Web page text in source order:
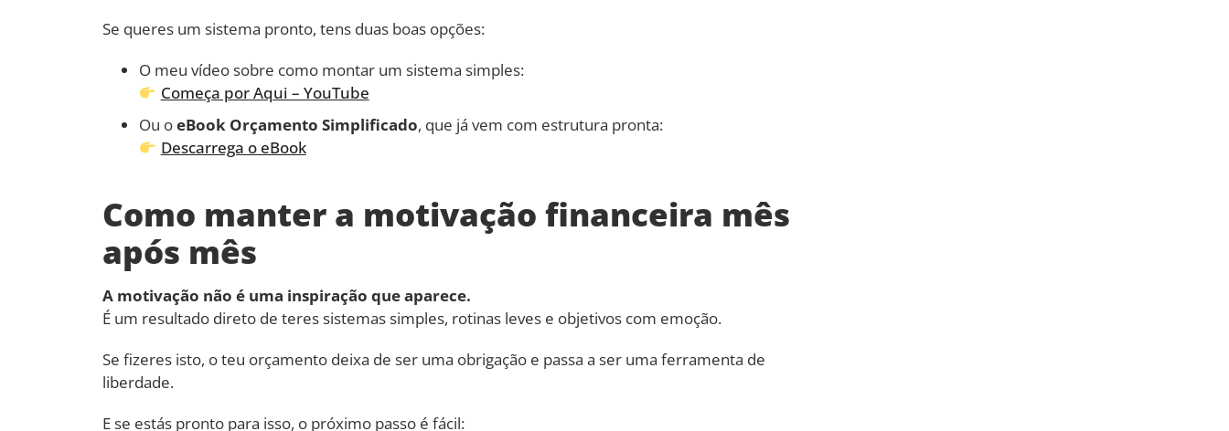
Se queres um sistema pronto, tens duas boas opções:
O meu vídeo sobre como montar um sistema simples:
Começa por Aqui – YouTube
Ou oeBook Orçamento Simplificado, que já vem com estrutura pronta:
Descarrega o eBook
Como manter a motivação financeira mês
após mês
A motivação não é uma inspiração que aparece.
É um resultado direto de teres sistemas simples, rotinas leves e objetivos com emoção.
Se fizeres isto, o teu orçamento deixa de ser uma obrigação e passa a ser uma ferramenta de
liberdade.
E se estás pronto para isso, o próximo passo é fácil: